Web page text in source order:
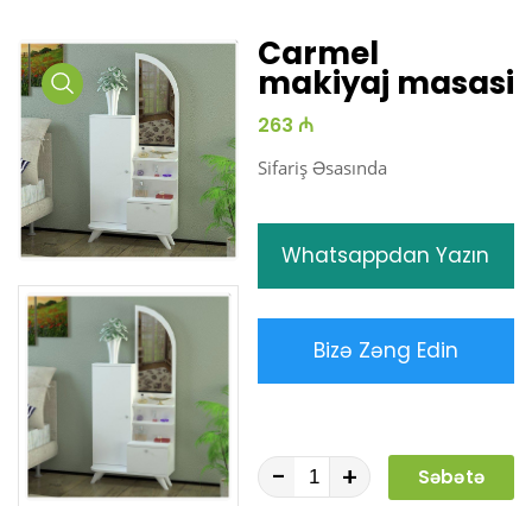
Media
Gallery
Carmel
makiyaj masasi
263 ₼
Sifariş Əsasında
Whatsappdan Yazın
Bizə Zəng Edin
- +
Səbətə